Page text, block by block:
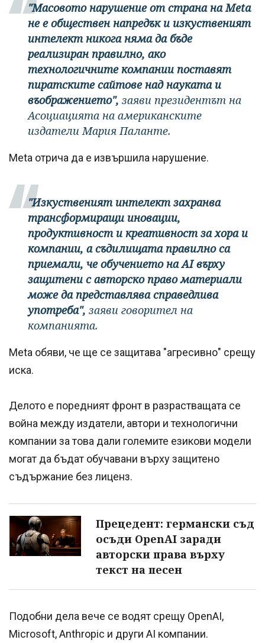
"Масовото нарушение от страна на Meta
не е обществен напредък и изкуственият
интелект никога няма да бъде
реализиран правилно, ако
технологичните компании поставят
пиратските сайтове над науката и
въображението", заяви президентът на
Асоциацията на американските
издатели Мария Паланте.
Meta отрича да е извършила нарушение.
"Изкуственият интелект захранва
трансформиращи иновации,
продуктивност и креативност за хора и
компании, а съдилищата правилно са
приемали, че обучението на AI върху
защитени с авторско право материали
може да представлява справедлива
употреба", заяви говорител на
компанията.
Meta обяви, че ще се защитава "агресивно" срещу
иска.
Делото е поредният фронт в разрастващата се
война между издатели, автори и технологични
компании за това дали големите езикови модели
могат да бъдат обучавани върху защитено
съдържание без лиценз.
Прецедент: германски съд
осъди OpenAI заради
авторски права върху
текст на песен
Подобни дела вече се водят срещу OpenAI,
Microsoft, Anthropic и други AI компании.